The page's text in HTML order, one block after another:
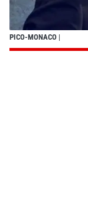
PICO-MONACO |